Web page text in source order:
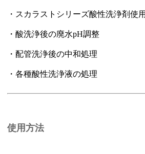
・スカラストシリーズ酸性洗浄剤使
・酸洗浄後の廃水pH調整
・配管洗浄後の中和処理
・各種酸性洗浄液の処理
使用方法